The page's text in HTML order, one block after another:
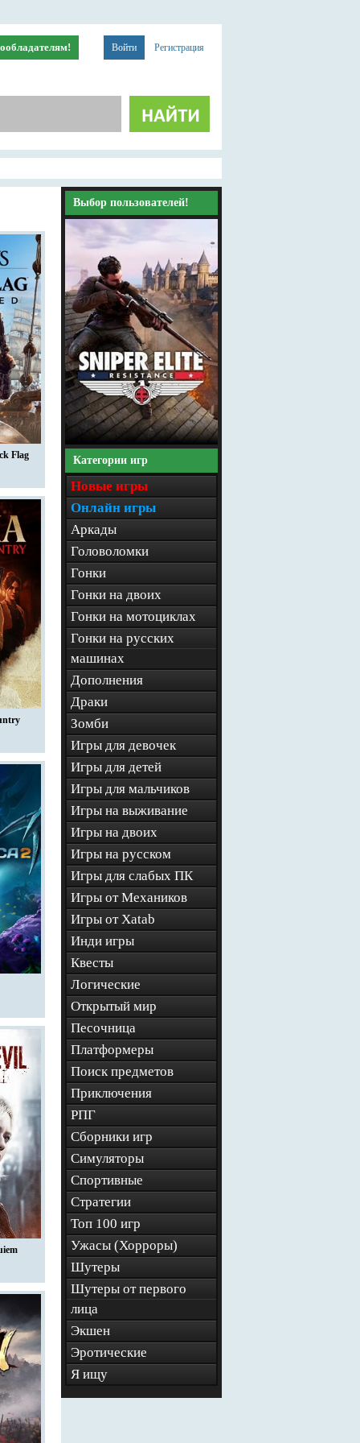
Войти Регистрация
Flag
Выбор пользователей!
Категории игр
Новые игры
Онлайн игры
Аркады
Головоломки
Гонки
Гонки на двоих
Гонки на мотоциклах
Гонки на русских
машинах
Дополнения
Драки
Зомби
Игры для девочек
Игры для детей
Игры для мальчиков
Игры на выживание
Игры на двоих
Игры на русском
Игры для слабых ПК
Игры от Механиков
Игры от Xatab
Инди игры
Квесты
Логические
Открытый мир
Песочница
Платформеры
Поиск предметов
Приключения
РПГ
Сборники игр
Симуляторы
Спортивные
Стратегии
Топ 100 игр
Ужасы (Хорроры)
Шутеры
Шутеры от первого
лица
Экшен
Эротические
Я ищу